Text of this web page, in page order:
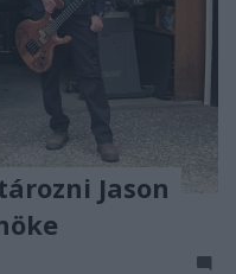
Jason